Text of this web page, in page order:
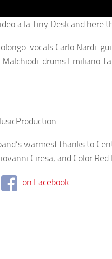
a la Tiny Desk and
vocals Carlo Nardi:
drums Emiliano
warmest thanks to
Ciresa, and Color Red
on Facebook